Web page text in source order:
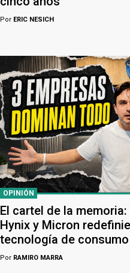
Por ERIC NESICH
OPINIÓN
El cartel de la
Hynix y Micron
tecnología de consumo
Por RAMIRO MARRA